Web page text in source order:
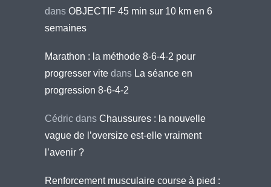
dans OBJECTIF 45 min sur 10 km en 6
semaines
Marathon : la méthode 8-6-4-2 pour
progresser vite dans La séance en
progression 8-6-4-2
Cédric dans Chaussures : la nouvelle
vague de l’oversize est-elle vraiment
l’avenir ?
Renforcement musculaire course à pied :